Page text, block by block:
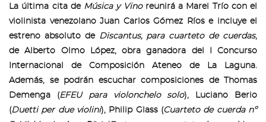
La última cita de Música y Vinoreunirá a Marei Trío con el
violinista venezolano Juan Carlos Gómez Ríos e incluye el
estreno absoluto de Discantus, para cuarteto de cuerdas,
de Alberto Olmo López, obra ganadora del I Concurso
Internacional de Composición Ateneo de La Laguna.
Además, se podrán escuchar composiciones de Thomas
Demenga (EFEU para violonchelo solo), Luciano Berio
(Duetti per due violini), Philip Glass (Cuarteto de cuerda nº